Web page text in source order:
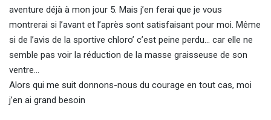
aventure déjà à mon jour 5. Mais j’en ferai que je vous
montrerai si l’avant et l’après sont satisfaisant pour moi. Même
si de l’avis de la sportive chloro’ c’est peine perdu… car elle ne
semble pas voir la réduction de la masse graisseuse de son
ventre…
Alors qui me suit donnons-nous du courage en tout cas, moi
j’en ai grand besoin